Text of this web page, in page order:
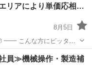
1枚3円から（枚数・エリアにより単価応相談）
8月5日
・副業・ダブルワークで
の特徴 ・
務委託契約
員≫機械操作・製造補